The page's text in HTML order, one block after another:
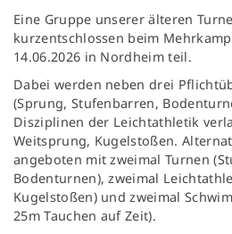
Eine Gruppe unserer älteren
kurzentschlossen beim
14.06.2026 in Nordheim teil.
Dabei werden neben drei
(Sprung, Stufenbarren,
Disziplinen der Leichtathletik
Weitsprung, Kugelstoßen.
angeboten mit zweimal Turnen
Bodenturnen), zweimal
Kugelstoßen) und zweimal
25m Tauchen auf Zeit).